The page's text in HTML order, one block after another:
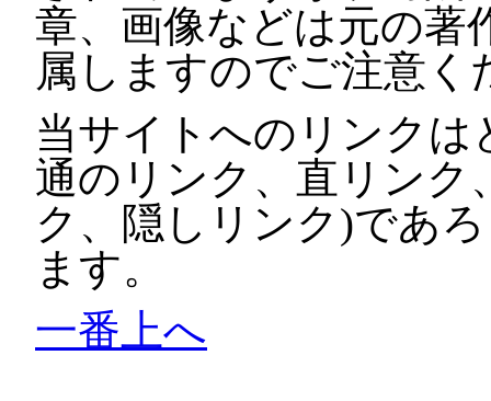
章、画像などは元の著
属しますのでご注意く
当サイトへのリンクは
通のリンク、直リンク
ク、隠しリンク)であ
ます。
一番上へ